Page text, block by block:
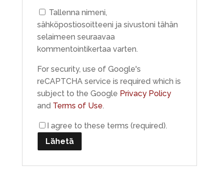
Tallenna nimeni,
sähköpostiosoitteeni ja sivustoni tähän
selaimeen seuraavaa
kommentointikertaa varten.
For security, use of Google's
reCAPTCHA service is required which is
subject to the Google Privacy Policy
and Terms of Use.
I agree to these terms (required).